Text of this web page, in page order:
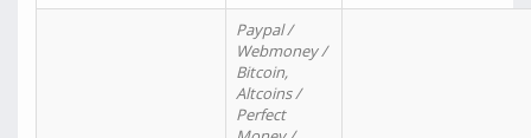
Paypal /
Webmoney /
Bitcoin,
Altcoins /
Perfect